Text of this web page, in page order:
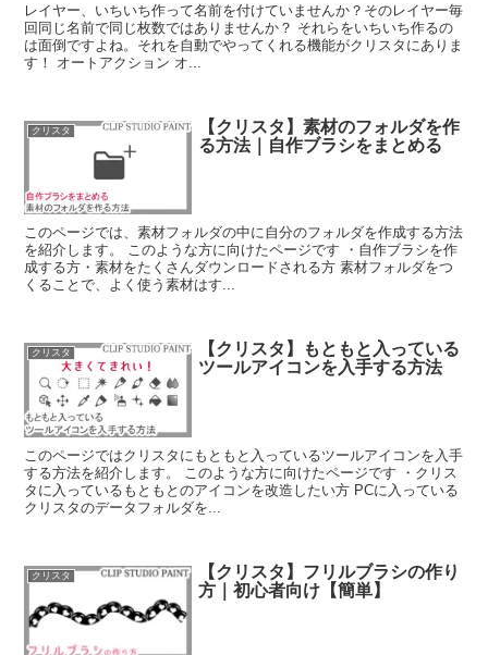
レイヤー、いちいち作って名前を付けていませんか？そのレイヤー毎
回同じ名前で同じ枚数ではありませんか？ それらをいちいち作るの
は面倒ですよね。それを自動でやってくれる機能がクリスタにありま
す！ オートアクション オ...
クリスタ
【クリスタ】素材のフォルダを作
る方法｜自作ブラシをまとめる
このページでは、素材フォルダの中に自分のフォルダを作成する方法
を紹介します。 このような方に向けたページです ・自作ブラシを作
成する方・素材をたくさんダウンロードされる方 素材フォルダをつ
くることで、よく使う素材はす...
クリスタ
【クリスタ】もともと入っている
ツールアイコンを入手する方法
このページではクリスタにもともと入っているツールアイコンを入手
する方法を紹介します。 このような方に向けたページです ・クリス
タに入っているもともとのアイコンを改造したい方 PCに入っている
クリスタのデータフォルダを...
クリスタ
【クリスタ】フリルブラシの作り
方｜初心者向け【簡単】